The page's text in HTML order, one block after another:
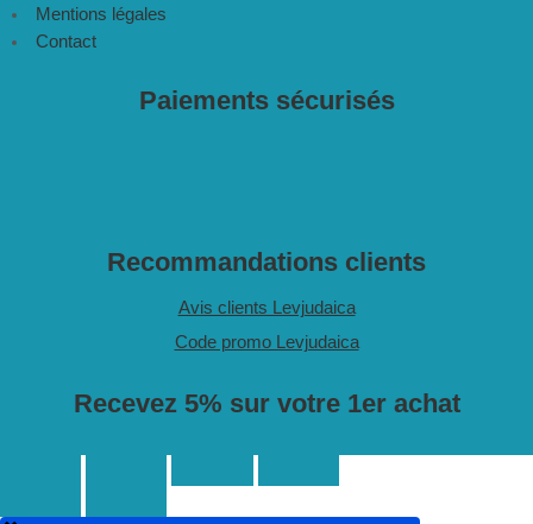
Mentions légales
Contact
Paiements sécurisés
Recommandations clients
Avis clients Levjudaica
Code promo Levjudaica
Recevez 5% sur votre 1er achat